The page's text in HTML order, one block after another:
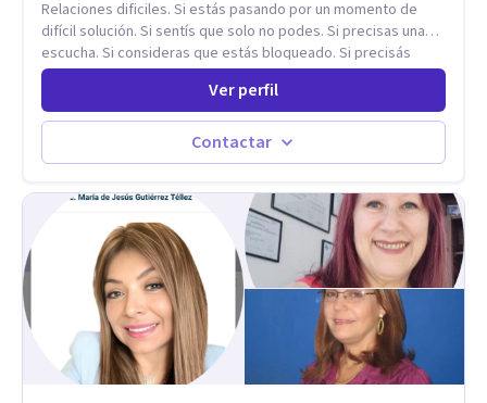
Relaciones dificiles. Si estás pasando por un momento de
difícil solución. Si sentís que solo no podes. Si precisas una
escucha. Si consideras que estás bloqueado. Si precisás
comprensión. Si no logras definir proyectos, objetivos,
sueños, deseos. Si pensás que lo que te pasa no es tan
grave, pero podría ayudar. Si estás en adicciones y tu
intención es hacer algo con lo que te está pasando. No dudes
en comunicarte a fin de comenzar a resolver la situación que
Ver perfil
Contactar